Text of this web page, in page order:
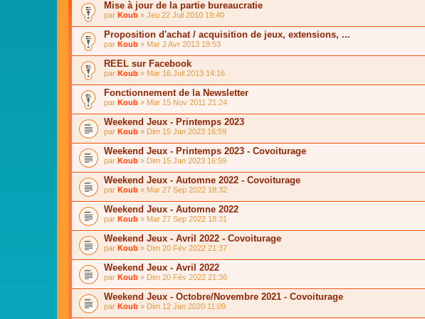
Mise à jour de la partie bureaucratie
par Koub » Jeu 22 Juil 2010 19:40
Proposition d'achat / acquisition de jeux, extensions, ...
par Koub » Mar 2 Avr 2013 19:53
REEL sur Facebook
par Koub » Mar 16 Juil 2013 14:16
Fonctionnement de la Newsletter
par Koub » Mar 15 Nov 2011 21:24
Weekend Jeux - Printemps 2023
par Koub » Dim 15 Jan 2023 16:59
Weekend Jeux - Printemps 2023 - Covoiturage
par Koub » Dim 15 Jan 2023 16:59
Weekend Jeux - Automne 2022 - Covoiturage
par Koub » Mar 27 Sep 2022 18:32
Weekend Jeux - Automne 2022
par Koub » Mar 27 Sep 2022 18:31
Weekend Jeux - Avril 2022 - Covoiturage
par Koub » Dim 20 Fév 2022 21:37
Weekend Jeux - Avril 2022
par Koub » Dim 20 Fév 2022 21:36
Weekend Jeux - Octobre/Novembre 2021 - Covoiturage
par Koub » Dim 12 Jan 2020 11:09